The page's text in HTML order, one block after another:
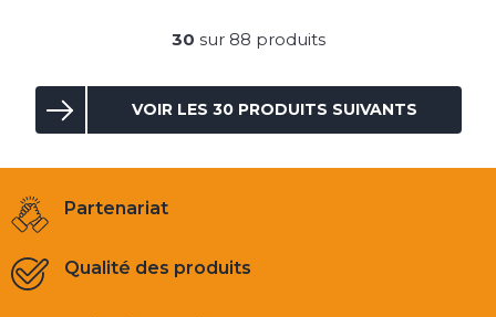
30 sur 88 produits
VOIR LES 30 PRODUITS SUIVANTS
Partenariat
Qualité des produits